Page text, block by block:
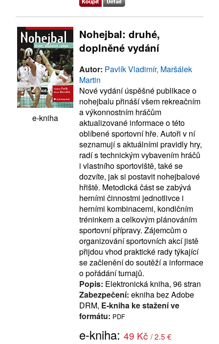
e-kniha
Nohejbal: druhé,
doplněné vydání
Autor: Pavlík Vladimír, Maršálek
Martin
Nové vydání úspěšné publikace o
nohejbalu přináší všem rekreačním
a výkonnostním hráčům
aktualizované informace o této
oblíbené sportovní hře. Autoři v ní
seznamují s aktuálními pravidly hry,
radí s technickým vybavením hráčů
i vlastního sportoviště, také se
dozvíte, jak si postavit nohejbalové
hřiště. Metodická část se zabývá
herními činnostmi jednotlivce i
herními kombinacemi, kondičním
tréninkem a celkovým plánováním
sportovní přípravy. Zájemcům o
organizování sportovních akcí jistě
přijdou vhod praktické rady týkající
se začlenění do soutěží a informace
o pořádání turnajů.
Popis: Elektronická kniha, 96 stran
Zabezpečení: ekniha bez Adobe
DRM, E-kniha ke stažení ve
formátu: PDF
e-kniha: 49 Kč / 2.5 €